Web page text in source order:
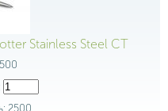
Stainless Steel CT
2500